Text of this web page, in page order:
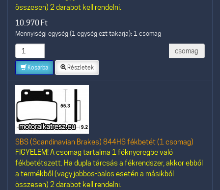
összesen) 2 darabot kell rendelni.
10.970 Ft
Mennyiségi egység (1 egység ezt takarja): 1 csomag
csomag
Kosárba Részletek
SBS (Scandinavian Brakes) 844HS fékbetét (1 csomag)
FIGYELEM! A csomag tartalma 1 féknyeregbe való
fékbetétszett. Ha dupla tárcsás a fékrendszer, akkor ebből
a termékből (vagy jobbos-balos esetén a másikból
összesen) 2 darabot kell rendelni.